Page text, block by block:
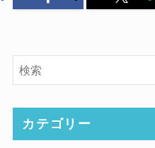
カテゴリー